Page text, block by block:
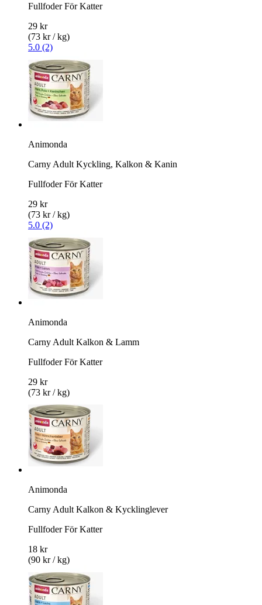
Fullfoder För Katter
29 kr
(73 kr / kg)
5.0 (2)
Animonda
Carny Adult Kyckling, Kalkon & Kanin
Fullfoder För Katter
29 kr
(73 kr / kg)
5.0 (2)
Animonda
Carny Adult Kalkon & Lamm
Fullfoder För Katter
29 kr
(73 kr / kg)
Animonda
Carny Adult Kalkon & Kycklinglever
Fullfoder För Katter
18 kr
(90 kr / kg)